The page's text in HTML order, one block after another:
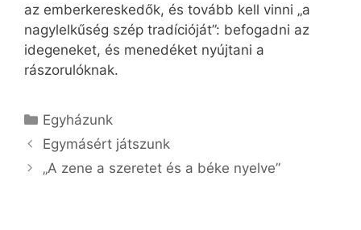
az emberkereskedők, és tovább kell vinni „a
nagylelkűség szép tradícióját”: befogadni az
idegeneket, és menedéket nyújtani a
rászorulóknak.
Kategória
Egyházunk
Egymásért játszunk
„A zene a szeretet és a béke nyelve”